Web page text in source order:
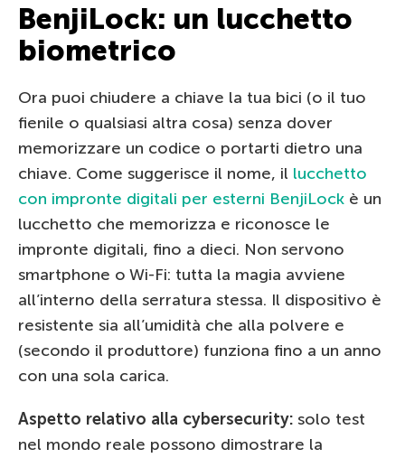
BenjiLock: un lucchetto
biometrico
Ora puoi chiudere a chiave la tua bici (o il tuo
fienile o qualsiasi altra cosa) senza dover
memorizzare un codice o portarti dietro una
chiave. Come suggerisce il nome, il lucchetto
con impronte digitali per esterni BenjiLock è un
lucchetto che memorizza e riconosce le
impronte digitali, fino a dieci. Non servono
smartphone o Wi-Fi: tutta la magia avviene
all’interno della serratura stessa. Il dispositivo è
resistente sia all’umidità che alla polvere e
(secondo il produttore) funziona fino a un anno
con una sola carica.
Aspetto relativo alla cybersecurity: solo test
nel mondo reale possono dimostrare la